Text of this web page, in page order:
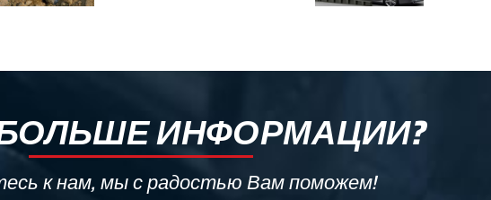
ИНФОРМАЦИИ?
к нам, мы с радостью Вам поможем!